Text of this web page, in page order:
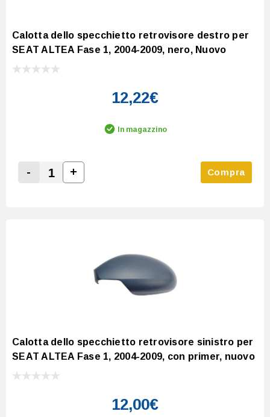
Calotta dello specchietto retrovisore destro per
SEAT ALTEA Fase 1, 2004-2009, nero, Nuovo
12,22€
In magazzino
Decrease Quantity:
-
Increase Quantity:
+ Compra
Calotta dello specchietto retrovisore sinistro per
SEAT ALTEA Fase 1, 2004-2009, con primer, nuovo
12,00€